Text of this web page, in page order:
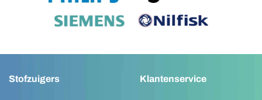
Stofzuigers Klantenservice